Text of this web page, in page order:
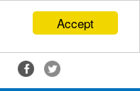
Accept